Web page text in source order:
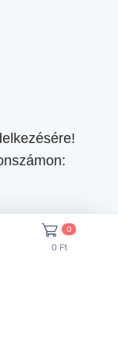
0
0 Ft